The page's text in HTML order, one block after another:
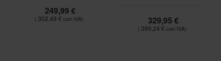
249,99 €
302,49 € 329,95 €
399,24 €